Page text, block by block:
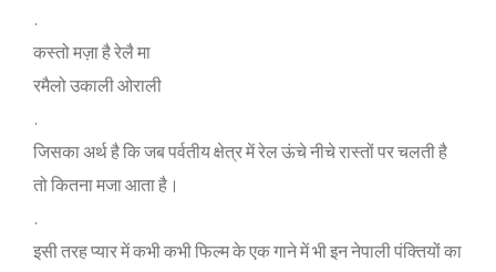
.
कस्‍तो मज़ा है रेलै मा
रमैलो उकाली ओराली
.
जिसका अर्थ है कि जब पर्वतीय क्षेत्र में रेल ऊंचे नीचे रास्‍तों पर चलती है
तो कितना मजा आता है।
.
इसी तरह प्‍यार में कभी कभी फिल्‍म के एक गाने में भी इन नेपाली पंक्‍तियों का